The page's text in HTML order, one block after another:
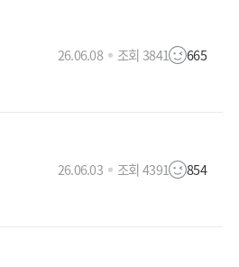
26.06.08 조회 3841 665
26.06.03 조회 4391 854